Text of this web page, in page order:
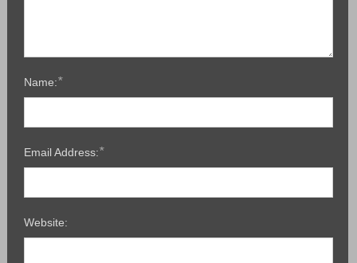
Name:*
Email Address:*
Website: